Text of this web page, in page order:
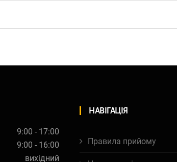
9:00 - 17:00
9:00 - 16:00
вихідний
НАВІГАЦІЯ
Правила прийому